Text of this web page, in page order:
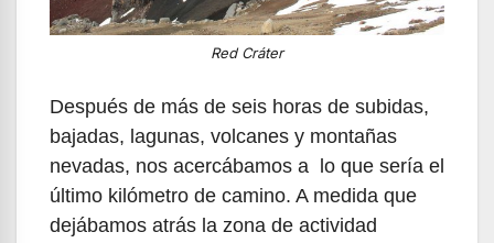
Red Cráter
Después de más de seis horas de subidas,
bajadas, lagunas, volcanes y montañas
nevadas, nos acercábamos a lo que sería el
último kilómetro de camino. A medida que
dejábamos atrás la zona de actividad